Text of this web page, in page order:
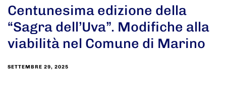
Centunesima edizione della
“Sagra dell’Uva”. Modifiche alla
viabilità nel Comune di Marino
SETTEMBRE 29, 2025